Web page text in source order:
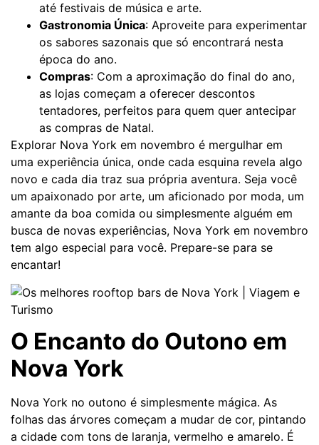
até festivais de música e arte.
Gastronomia Única: Aproveite para experimentar
os sabores sazonais que só encontrará nesta
época do ano.
Compras: Com a aproximação do final do ano,
as lojas começam a oferecer descontos
tentadores, perfeitos para quem quer antecipar
as compras de Natal.
Explorar Nova York em novembro é mergulhar em
uma experiência única, onde cada esquina revela algo
novo e cada dia traz sua própria aventura. Seja você
um apaixonado por arte, um aficionado por moda, um
amante da boa comida ou simplesmente alguém em
busca de novas experiências, Nova York em novembro
tem algo especial para você. Prepare-se para se
encantar!
O Encanto do Outono em
Nova York
Nova York no outono é simplesmente mágica. As
folhas das árvores começam a mudar de cor, pintando
a cidade com tons de laranja, vermelho e amarelo. É